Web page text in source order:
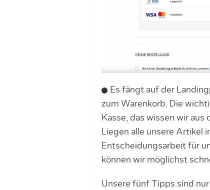
Es fängt auf der
zum Warenkorb. Die
Kasse, das wissen wir
Liegen alle unsere Artikel
Entscheidungsarbeit für
können wir möglichst
Unsere fünf Tipps sind